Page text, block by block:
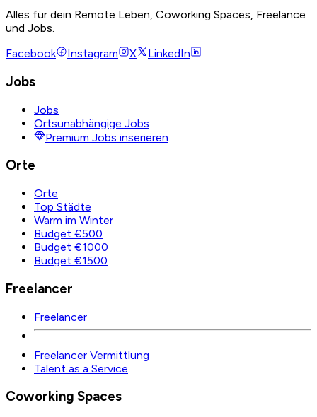
Alles für dein Remote Leben, Coworking Spaces, Freelance
und Jobs.
Facebook
Instagram X LinkedIn
Jobs
Jobs
Ortsunabhängige Jobs
Premium Jobs inserieren
Orte
Orte
Top Städte
Warm im Winter
Budget €500
Budget €1000
Budget €1500
Freelancer
Freelancer
Freelancer Vermittlung
Talent as a Service
Coworking Spaces